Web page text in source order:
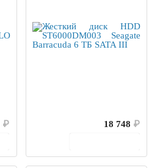
₽
18 748 ₽